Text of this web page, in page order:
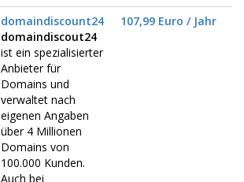
domaindiscount24
domaindiscout24
ist ein spezialisierter
Anbieter für
Domains und
verwaltet nach
eigenen Angaben
über 4 Millionen
Domains von
100.000 Kunden.
Auch bei
107,99 Euro / Jahr